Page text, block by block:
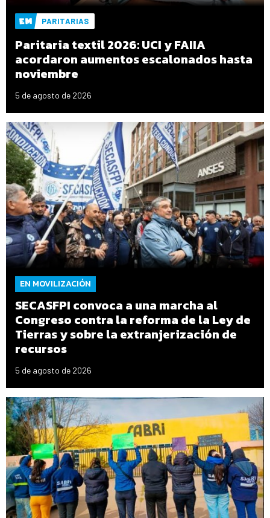
PARITARIAS
Paritaria textil 2026: UCI y FAIIA
acordaron aumentos escalonados hasta
noviembre
5 de agosto de 2026
EN MOVILIZACIÓN
SECASFPI convoca a una marcha al
Congreso contra la reforma de la Ley de
Tierras y sobre la extranjerización de
recursos
5 de agosto de 2026